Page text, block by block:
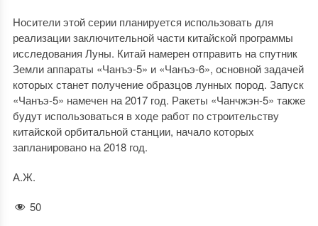
Носители этой серии планируется использовать для
реализации заключительной части китайской программы
исследования Луны. Китай намерен отправить на спутник
Земли аппараты «Чанъэ-5» и «Чанъэ-6», основной задачей
которых станет получение образцов лунных пород. Запуск
«Чанъэ-5» намечен на 2017 год. Ракеты «Чанчжэн-5» также
будут использоваться в ходе работ по строительству
китайской орбитальной станции, начало которых
запланировано на 2018 год.
А.Ж.
50